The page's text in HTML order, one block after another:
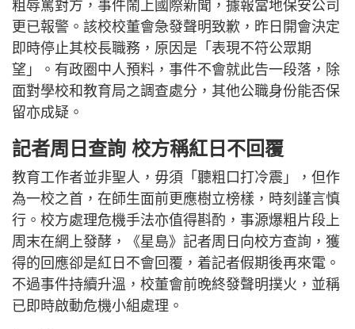
粗辱罵對方，事件鬧上國際新聞，據報當地保安公司
更已報警。該校校董會急發聲明致歉，昨日開會決定
即時停止其校長職務，原因是「表現不符公眾期
望」。有政圈中人預料，事件不會就此告一段落，除
面對學校和教育局之調查處分，其他公職身份能否保
留亦成疑。
記者周日查詢 校方稱紅日不回覆
教育工作者並非聖人，毋須「聽粗口打冷震」，但作
為一校之首，在師生面前更應樹立榜樣，時刻謹言慎
行。校方處理危機手法亦值得斟酌，事源爆粗片段上
周末在網上發酵，《星島》記者周日向校方查詢，獲
得的回應卻是紅日不會回覆，着記者假期後再來電。
不過事件持續升溫，校董會前晚終發聲明撲火，並稱
已即時啟動危機小組處理。